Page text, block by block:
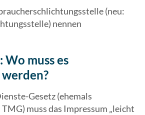
(neu:
nennen
Wo muss es
Gesetz (ehemals
muss das Impressum „leicht